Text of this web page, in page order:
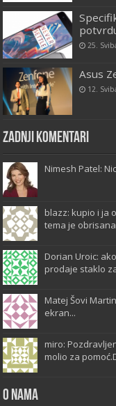
25.
Asus
12.
Zadnji komentari
Nimesh Patel:
blazz: kupio i ja
tema je
Dorian Uroic:
prodaje staklo
Matej Šovi
ekran...
miro:
molio za
O Nama